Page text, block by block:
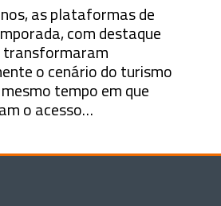
as plataformas de
com destaque
transformaram
o cenário do turismo
tempo em que
o acesso…